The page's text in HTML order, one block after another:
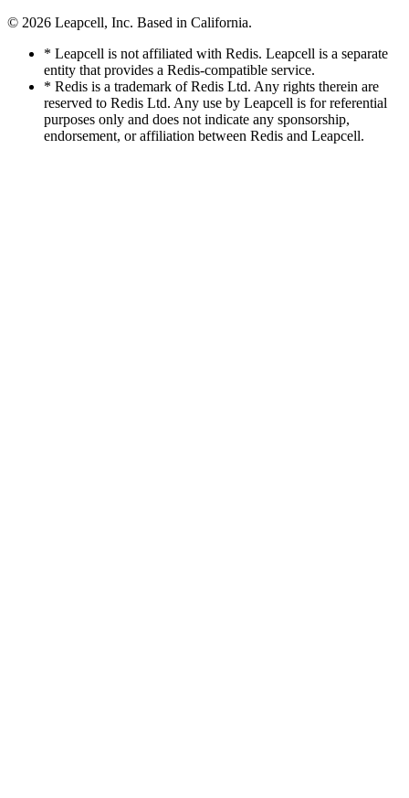
© 2026 Leapcell, Inc. Based in California.
* Leapcell is not affiliated with Redis. Leapcell is a separate
entity that provides a Redis-compatible service.
* Redis is a trademark of Redis Ltd. Any rights therein are
reserved to Redis Ltd. Any use by Leapcell is for referential
purposes only and does not indicate any sponsorship,
endorsement, or affiliation between Redis and Leapcell.